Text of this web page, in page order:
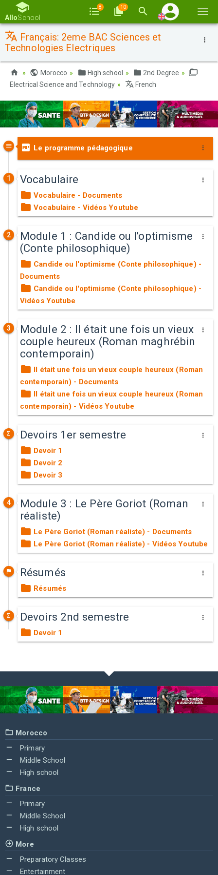
AlloSchool
8 10
Français: 2eme BAC Sciences et
Technologies Electriques
Morocco High school
2nd Degree
Electrical Science and Technology
French
Le programme pédagogique
1 Vocabulaire
Vocabulaire - Documents
Vocabulaire - Vidéos Youtube
2
Module 1 : Candide ou l'optimisme
(Conte philosophique)
Candide ou l'optimisme (Conte philosophique) -
Documents
Candide ou l'optimisme (Conte philosophique) -
Vidéos Youtube
3
Module 2 : Il était une fois un vieux
couple heureux (Roman maghrébin
contemporain)
Il était une fois un vieux couple heureux (Roman
contemporain) - Documents
Il était une fois un vieux couple heureux (Roman
contemporain) - Vidéos Youtube
Devoirs 1er semestre
Devoir 1
Devoir 2
Devoir 3
4
Module 3 : Le Père Goriot (Roman
réaliste)
Le Père Goriot (Roman réaliste) - Documents
Le Père Goriot (Roman réaliste) - Vidéos Youtube
Résumés
Résumés
Devoirs 2nd semestre
Devoir 1
Morocco
Primary
Middle School
High school
France
Primary
Middle School
High school
More
Preparatory Classes
Entertainment